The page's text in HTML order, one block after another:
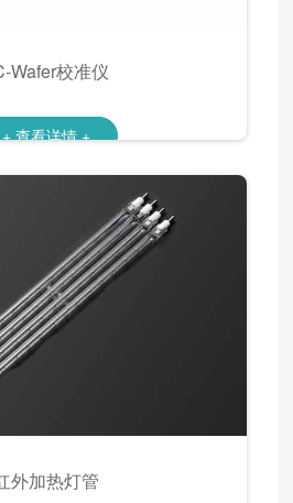
Wafer校准仪
+ 查看详情 +
外加热灯管